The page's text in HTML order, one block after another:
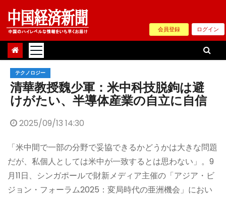
Skip
content
会員登録 ログイン
テクノロジー
清華教授魏少軍：米中科技脱鉤は避
けがたい、半導体産業の自立に自信
2025/09/13 14:30
「米中間で一部の分野で妥協できるかどうかは大きな問題
だが、私個人としては米中が一致するとは思わない」。9
月11日、シンガポールで財新メディア主催の「アジア・ビ
ジョン・フォーラム2025：変局時代の亜洲機会」におい